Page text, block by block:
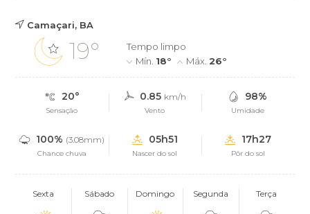
Camaçari, BA
19°
Tempo limpo
Mín. 18° Máx.26°
20°
Sensação
0.85 km/h
Vento
98%
Umidade
100% (3.08mm)
Chance chuva
05h51
Nascer do sol
17h27
Pôr do sol
Sexta Sábado Domingo Segunda Terça